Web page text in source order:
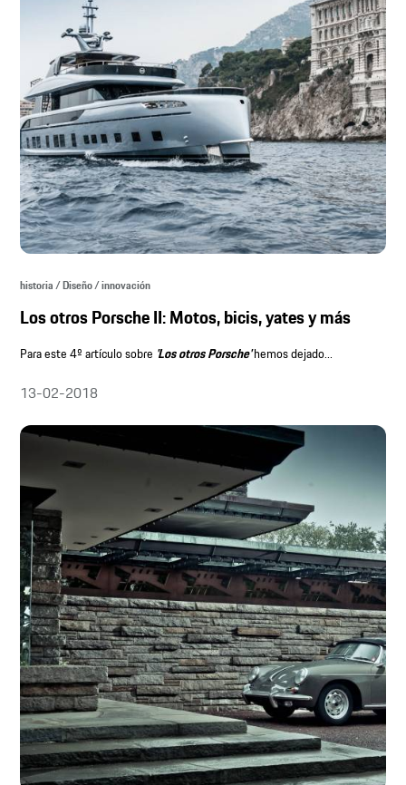
historia / Diseño / innovación
Los otros Porsche II: Motos, bicis, yates y más
Para este 4º artículo sobre 'Los otros Porsche'hemos dejado...
13-02-2018